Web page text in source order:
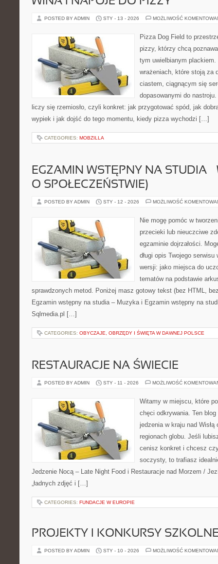
POSTED BY ADMIN STY - 13 - 2026 MOŻLIWOŚĆ
Pizza Dog Field to
pizzy, którzy chcą
tym uwielbianym
wrażeniach, które stoją za
ciastem, ciągnącym się
dopasowanymi do
liczy się rzemiosło, czyli konkret: jak przygotować spód, jak
wypiek i jak dojść do tego momentu, kiedy pizza wychodzi […]
CATEGORIES: MOBZILLA
EGZAMIN WSTĘPNY NA STUDIA
O SPOŁECZEŃSTWIE)
POSTED BY ADMIN STY - 12 - 2026 MOŻLIWOŚĆ
Nie mogę pomóc w
przecieki lub nieuczciwe
egzaminie dojrzałości.
długi opis Twojego
wersji: jako miejsca do
tematów na podstawie
sprawdzonych metod. Poniżej masz gotowy tekst (bez HTML,
Egzamin wstępny na studia – Muzyka i Egzamin wstępny na
Sqlmedia.pl […]
CATEGORIES: OBYCZAJE, OBRZĘDY I ŚWIĘTA W DAWNEJ POLSCE
RESTAURACJE NA ŚWIECIE
POSTED BY ADMIN STY - 11 - 2026 MOŻLIWOŚĆ
Witamy w miejscu, które
chęci odkrywania. Ten
jedzenia w kraju nad
regionach globu. Jeśli
cenisz konkret i chcesz
soczysty, to trafiasz
Jedzenie Nocą – Late Night Food i Restauracje nad Morzem /
„ładnych zdjęć i […]
CATEGORIES: FUNDACJE W EUROPIE
PROJEKTY I KONKURSY
POSTED BY ADMIN STY - 10 - 2026 MOŻLIWOŚĆ